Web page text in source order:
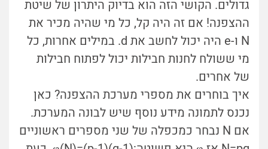
גדולים. הקושי הזה הוא בדיוק היתרון של שיטת
ההצפנה! אם זה היה קל, כל מי שהיה מכיר את
N ו-e היה יכול לחשב את d. במילים אחרות, כל
מי ששולח לחנות חבילות יכול לפתוח חבילות
של אחרים.
איך בוחרים את מספרי מערכת ההצפנה? כאן
נכנס לתמונה מידע נוסף שיש לבונה המערכת.
אם N נבחר כמכפלה של שני מספרים ראשוניים